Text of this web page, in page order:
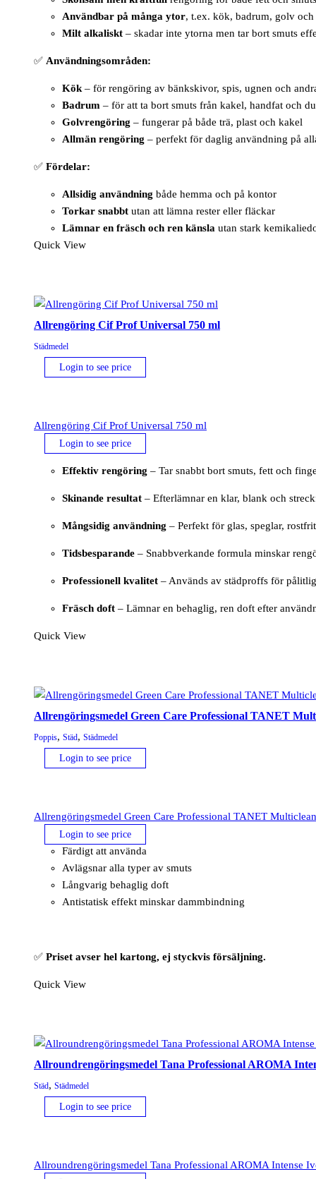
Användbar på många ytor, t.ex. kök, badrum, golv och
Milt alkaliskt – skadar inte ytorna men tar bort smuts
✅ Användningsområden:
Kök– för rengöring av bänkskivor, spis, ugnen och
Badrum – för att ta bort smuts från kakel, handfat och
Golvrengöring – fungerar på både trä, plast och kakel
Allmän rengöring – perfekt för daglig användning på
✅ Fördelar:
Allsidig användning både hemma och på kontor
Torkar snabbt utan att lämna rester eller fläckar
Lämnar en fräsch och ren känsla utan stark
Quick View
Allrengöring Cif Prof Universal 750 ml
Städmedel
Login to see price
Allrengöring Cif Prof Universal 750 ml
Login to see price
Effektiv rengöring – Tar snabbt bort smuts, fett och
Skinande resultat – Efterlämnar en klar, blank och
Mångsidig användning – Perfekt för glas, speglar,
Tidsbesparande – Snabbverkande formula minskar
Professionell kvalitet – Används av städproffs för
Fräsch doft – Lämnar en behaglig, ren doft efter
Quick View
Allrengöringsmedel Green Care Professional TANET
Poppis, Städ, Städmedel
Login to see price
Allrengöringsmedel Green Care Professional TANET
Login to see price
Färdigt att använda
Avlägsnar alla typer av smuts
Långvarig behaglig doft
Antistatisk effekt minskar dammbindning
✅ Priset avser hel kartong, ej styckvis försäljning.
Quick View
Allroundrengöringsmedel Tana Professional AROMA
Städ, Städmedel
Login to see price
Allroundrengöringsmedel Tana Professional AROMA Intense